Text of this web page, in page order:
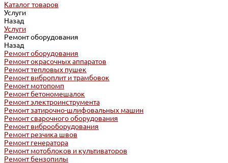
Каталог товаров
Услуги
Назад
Услуги
Ремонт оборудования
Назад
Ремонт оборудования
Ремонт окрасочных аппаратов
Ремонт тепловых пушек
Ремонт виброплит и трамбовок
Ремонт мотопомп
Ремонт бетономешалок
Ремонт электроинструмента
Ремонт затирочно-шлифовальных машин
Ремонт сварочного оборудования
Ремонт виброоборудования
Ремонт резчика швов
Ремонт генератора
Ремонт мотоблоков и культиваторов
Ремонт бензопилы